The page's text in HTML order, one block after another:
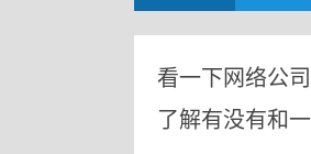
看一下网络公司
了解有没有和